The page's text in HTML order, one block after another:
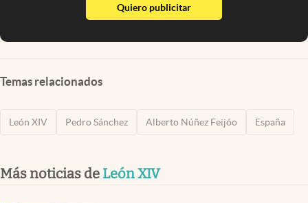
Quiero publicitarabre en nueva pestaña
Temas relacionados
León XIV Pedro Sánchez Alberto Núñez Feijóo España
Más noticias de León XIV